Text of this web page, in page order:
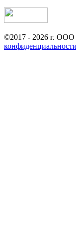
©2017 - 2026 г.